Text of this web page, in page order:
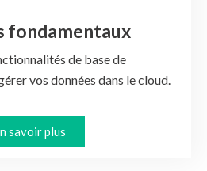
fondamentaux
de base de
vos données dans le cloud.
savoir plus